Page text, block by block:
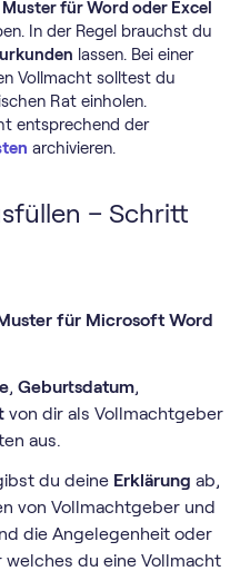
für Word oder Excel
In der Regel brauchst du
lassen. Bei einer
Vollmacht solltest du
Rat einholen.
entsprechend der
archivieren.
– Schritt
für Microsoft Word
, Geburtsdatum,
von dir als Vollmachtgeber
aus.
du deine Erklärung ab,
von Vollmachtgeber und
die Angelegenheit oder
du eine Vollmacht